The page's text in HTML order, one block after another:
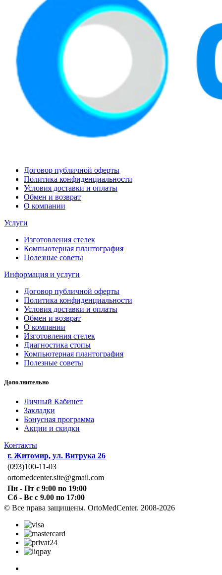
Договор публичной оферты
Политика конфиденциальности
Условия доставки и оплаты
Обмен и возврат
О компании
Услуги
Изготовления стелек
Компьютерная плантография
Полезные советы
Информация и услуги
Договор публичной оферты
Политика конфиденциальности
Условия доставки и оплаты
Обмен и возврат
О компании
Изготовления стелек
Диагностика стопы
Компьютерная плантография
Полезные советы
Дополнительно
Личный Кабинет
Закладки
Бонусная программа
Акции и скидки
Контакты
г. Житомир, ул. Витрука 26
(093)100-11-03
ortomedcenter.site@gmail.com
Пн - Пт с 9:00 по 19:00
Сб - Вс с 9.00 по 17:00
© Все права защищены. OrtoMedCenter. 2008-2026